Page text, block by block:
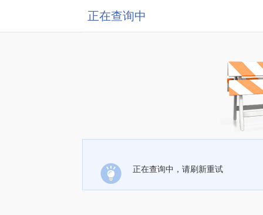
正在查询中
正在查询中，请刷新重试